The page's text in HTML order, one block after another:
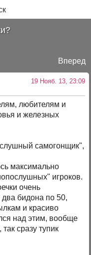
Вперед
19 Нояб. 13, 23:09
любителям и
и железных
самогонщик",
максимально
игроков.
очень
два бидона по 50,
и красиво
над этим, вообще
сразу тупик